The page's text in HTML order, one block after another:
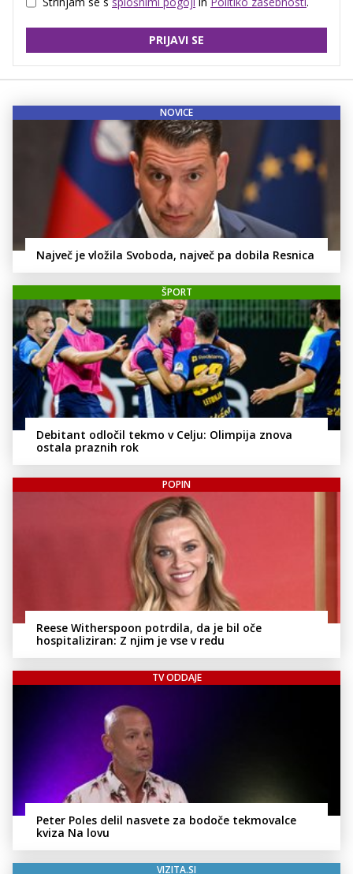
PRIJAVI SE
NOVICE
Največ je vložila Svoboda, največ pa dobila Resnica
ŠPORT
Debitant odločil tekmo v Celju: Olimpija znova
ostala praznih rok
POPIN
Reese Witherspoon potrdila, da je bil oče
hospitaliziran: Z njim je vse v redu
TV ODDAJE
Peter Poles delil nasvete za bodoče tekmovalce
kviza Na lovu
VIZITA.SI